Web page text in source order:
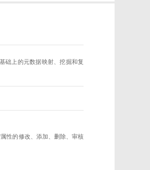
础上的元数据映射、挖掘和复
性的修改、添加、删除、审核